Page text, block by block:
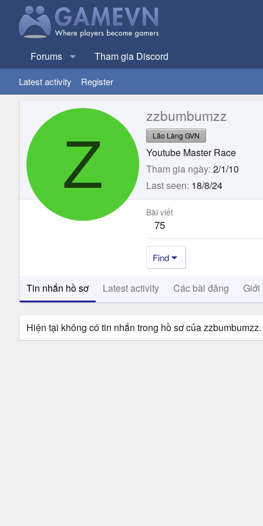
Forums Tham gia Discord
Latest activity Register
Z
zzbumbumzz
Lão Làng GVN
Youtube Master Race
Tham gia ngày 2/1/10
Last seen 18/8/24
Bài viết
75
Find
Tin nhắn hồ sơ Latest activity Các bài đăng Giới
Hiện tại không có tin nhắn trong hồ sơ của zzbumbumzz.